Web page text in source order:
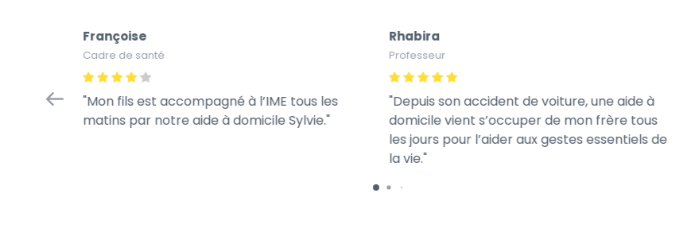
Françoise
Cadre de santé
Mon fils est accompagné à l’IME tous les
matins par notre aide à domicile Sylvie.
Rhabira
Professeur
Depuis son accident de voiture, une aide à
domicile vient s’occuper de mon frère tous
les jours pour l’aider aux gestes essentiels de
la vie.